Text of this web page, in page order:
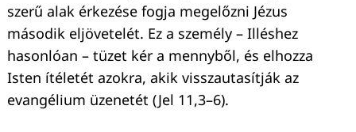
szerű alak érkezése fogja megelőzni Jézus
második eljövetelét. Ez a személy – Illéshez
hasonlóan – tüzet kér a mennyből, és elhozza
Isten ítéletét azokra, akik visszautasítják az
evangélium üzenetét (Jel 11,3–6).